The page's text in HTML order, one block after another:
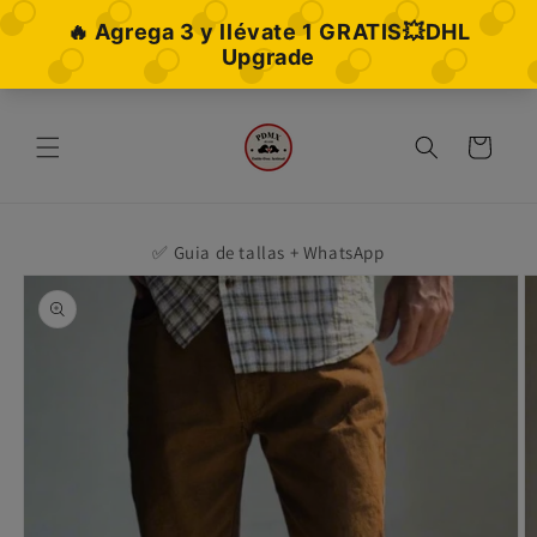
Ir
directamente
al contenido
Carrito
✅ Guia de tallas + WhatsApp
directamente
a la
información